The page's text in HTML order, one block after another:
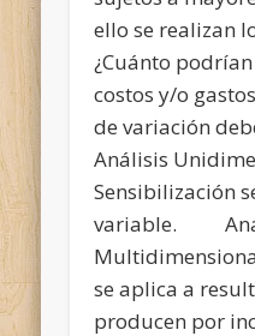
ello se realizan
¿Cuánto
costos y/o
de variación
Análisis
Sensibilización
variable.
se aplica a
producen por